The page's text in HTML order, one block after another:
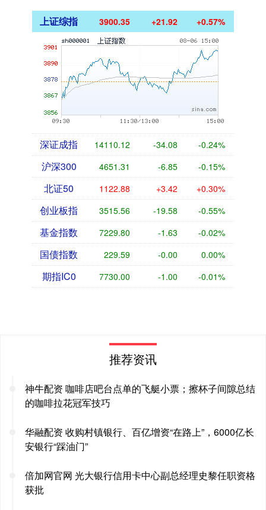
上证综指 3900.35 +21.92 +0.57%
深证成指 14110.12 -34.08 -0.24%
沪深300 4651.31 -6.85 -0.15%
北证50 1122.88 +3.42 +0.30%
创业板指 3515.56 -19.58 -0.55%
基金指数 7229.80 -1.63 -0.02%
国债指数 229.59 -0.00 0.00%
期指IC0 7730.00 -1.00 -0.01%
推荐资讯
神牛配资 咖啡店吧台点单的飞艇小票；擦杯子间隙总结
的咖啡拉花冠军技巧
华融配资 收购村镇银行、百亿增资“在路上”，6000亿长
安银行“踩油门”
倍加网官网 光大银行信用卡中心副总经理史黎任职资格
获批